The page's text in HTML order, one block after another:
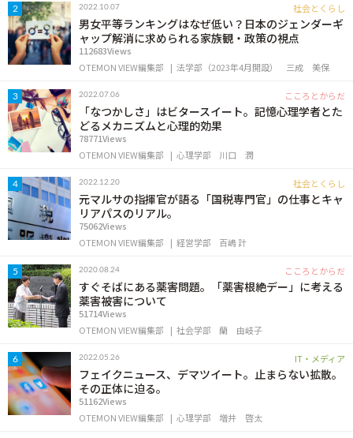
2 2022.10.07 社会とくらし
男女平等ランキングはなぜ低い？日本のジェンダーギ
ャップ解消に求められる家族観・政策の視点
112683Views
OTEMON VIEW編集部
法学部（2023年4月開設） 三成 美保
3 2022.07.06 こころとからだ
「なつかしさ」はビタースイート。記憶心理学者とた
どるメカニズムと心理的効果
78771Views
OTEMON VIEW編集部
心理学部 川口 潤
4 2022.12.20 社会とくらし
元マルサの指揮官が語る「国税専門官」の仕事とキャ
リアパスのリアル。
75062Views
OTEMON VIEW編集部
経営学部 百嶋 計
5 2020.08.24 こころとからだ
すぐそばにある薬害問題。「薬害根絶デー」に考える
薬害被害について
51714Views
OTEMON VIEW編集部
社会学部 蘭 由岐子
6 2022.05.26 IT・メディア
フェイクニュース、デマツイート。止まらない拡散。
その正体に迫る。
51162Views
OTEMON VIEW編集部
心理学部 増井 啓太